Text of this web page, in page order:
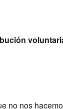
no nos